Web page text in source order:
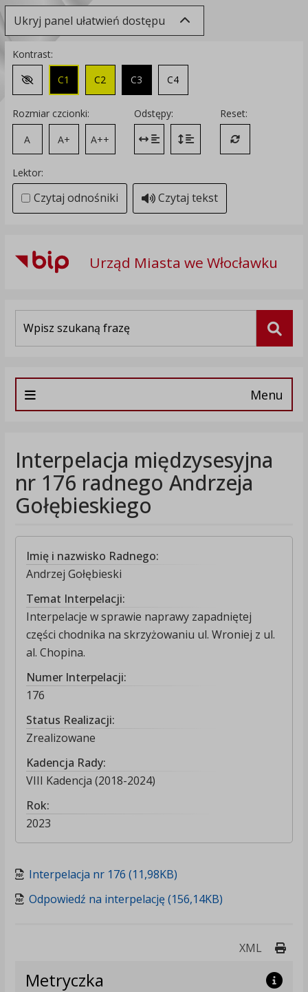
Ukryj panel ułatwień dostępu
Kontrast:
Zmień kontrast na domyślny
C1 C2 C3 C4
Rozmiar czcionki:
A
A+ A++
Odstępy:
Zmień odstęp między literami
Zmień interlinię i margines
Reset:
Przywróć
Lektor:
Czytaj odnośniki Czytaj tekst
Urząd Miasta we Włocławku
Menu
Interpelacja międzysesyjna
nr 176 radnego Andrzeja
Gołębieskiego
Imię i nazwisko Radnego:
Andrzej Gołębieski
Temat Interpelacji:
Interpelacje w sprawie naprawy zapadniętej
części chodnika na skrzyżowaniu ul. Wroniej z ul.
al. Chopina.
Numer Interpelacji:
176
Status Realizacji:
Zrealizowane
Kadencja Rady:
VIII Kadencja (2018-2024)
Rok:
2023
Interpelacja nr 176 (11,98KB)
Odpowiedź na interpelację (156,14KB)
XML
Metryczka